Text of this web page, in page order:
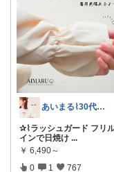
あいまる⌇30代ワーママの暮らしと育児
✰⌇ラッシュガード フリ
インで日焼け ...
￥ 6,490～
0 1 767